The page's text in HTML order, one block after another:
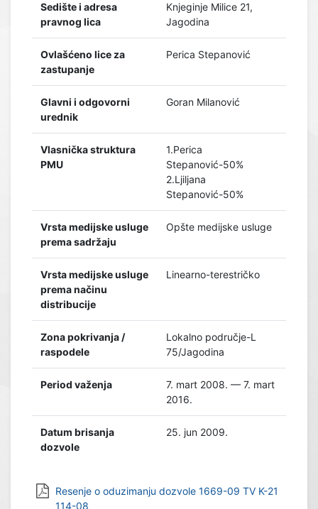
Sedište i adresa
pravnog lica
Knjeginje Milice 21,
Jagodina
Ovlašćeno lice za
zastupanje
Perica Stepanović
Glavni i odgovorni
urednik
Goran Milanović
Vlasnička struktura
PMU
1.Perica
Stepanović-50%
2.Ljiljana
Stepanović-50%
Vrsta medijske usluge
prema sadržaju
Opšte medijske usluge
Vrsta medijske usluge
prema načinu
distribucije
Linearno-terestričko
Zona pokrivanja /
raspodele
Lokalno područje-L
75/Jagodina
Period važenja
7. mart 2008. — 7. mart
2016.
Datum brisanja
dozvole
25. jun 2009.
Resenje o oduzimanju dozvole 1669-09 TV K-21
114-08